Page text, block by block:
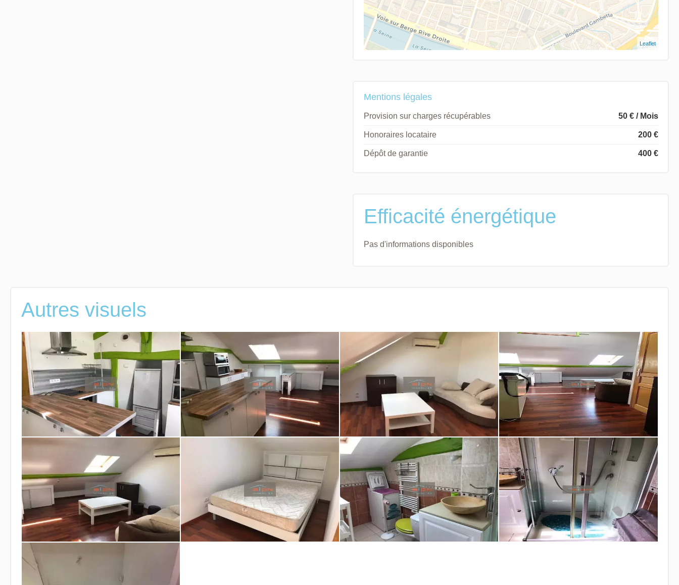
Leaflet
Mentions légales
Provision sur charges récupérables 50 € / Mois
Honoraires locataire 200 €
Dépôt de garantie 400 €
Efficacité énergétique
Pas d'informations disponibles
Autres visuels